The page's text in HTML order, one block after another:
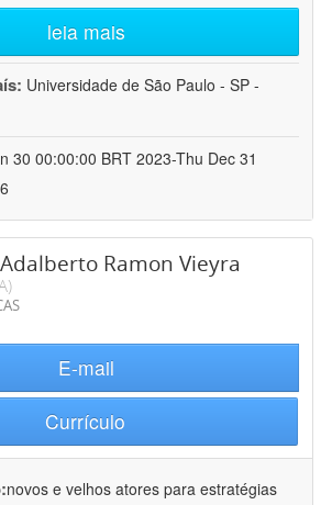
leia mais
Universidade de São Paulo - SP -
30 00:00:00 BRT 2023-Thu Dec 31
Adalberto Ramon Vieyra
E-mail
Currículo
novos e velhos atores para estratégias